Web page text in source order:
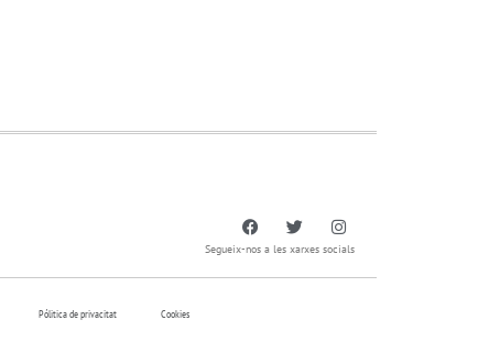
Segueix-nos a les xarxes socials
Pólitica de privacitat Cookies